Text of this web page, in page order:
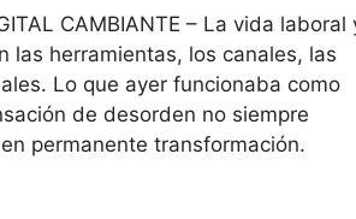
CAMBIANTE – La vida laboral
las herramientas, los canales, las
Lo que ayer funcionaba como
de desorden no siempre
permanente transformación.